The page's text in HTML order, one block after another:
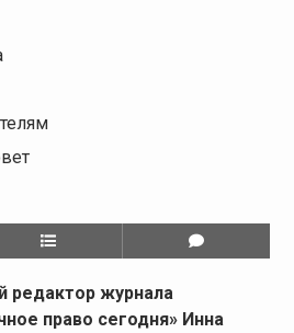
редактор журнала
право сегодня» Инна